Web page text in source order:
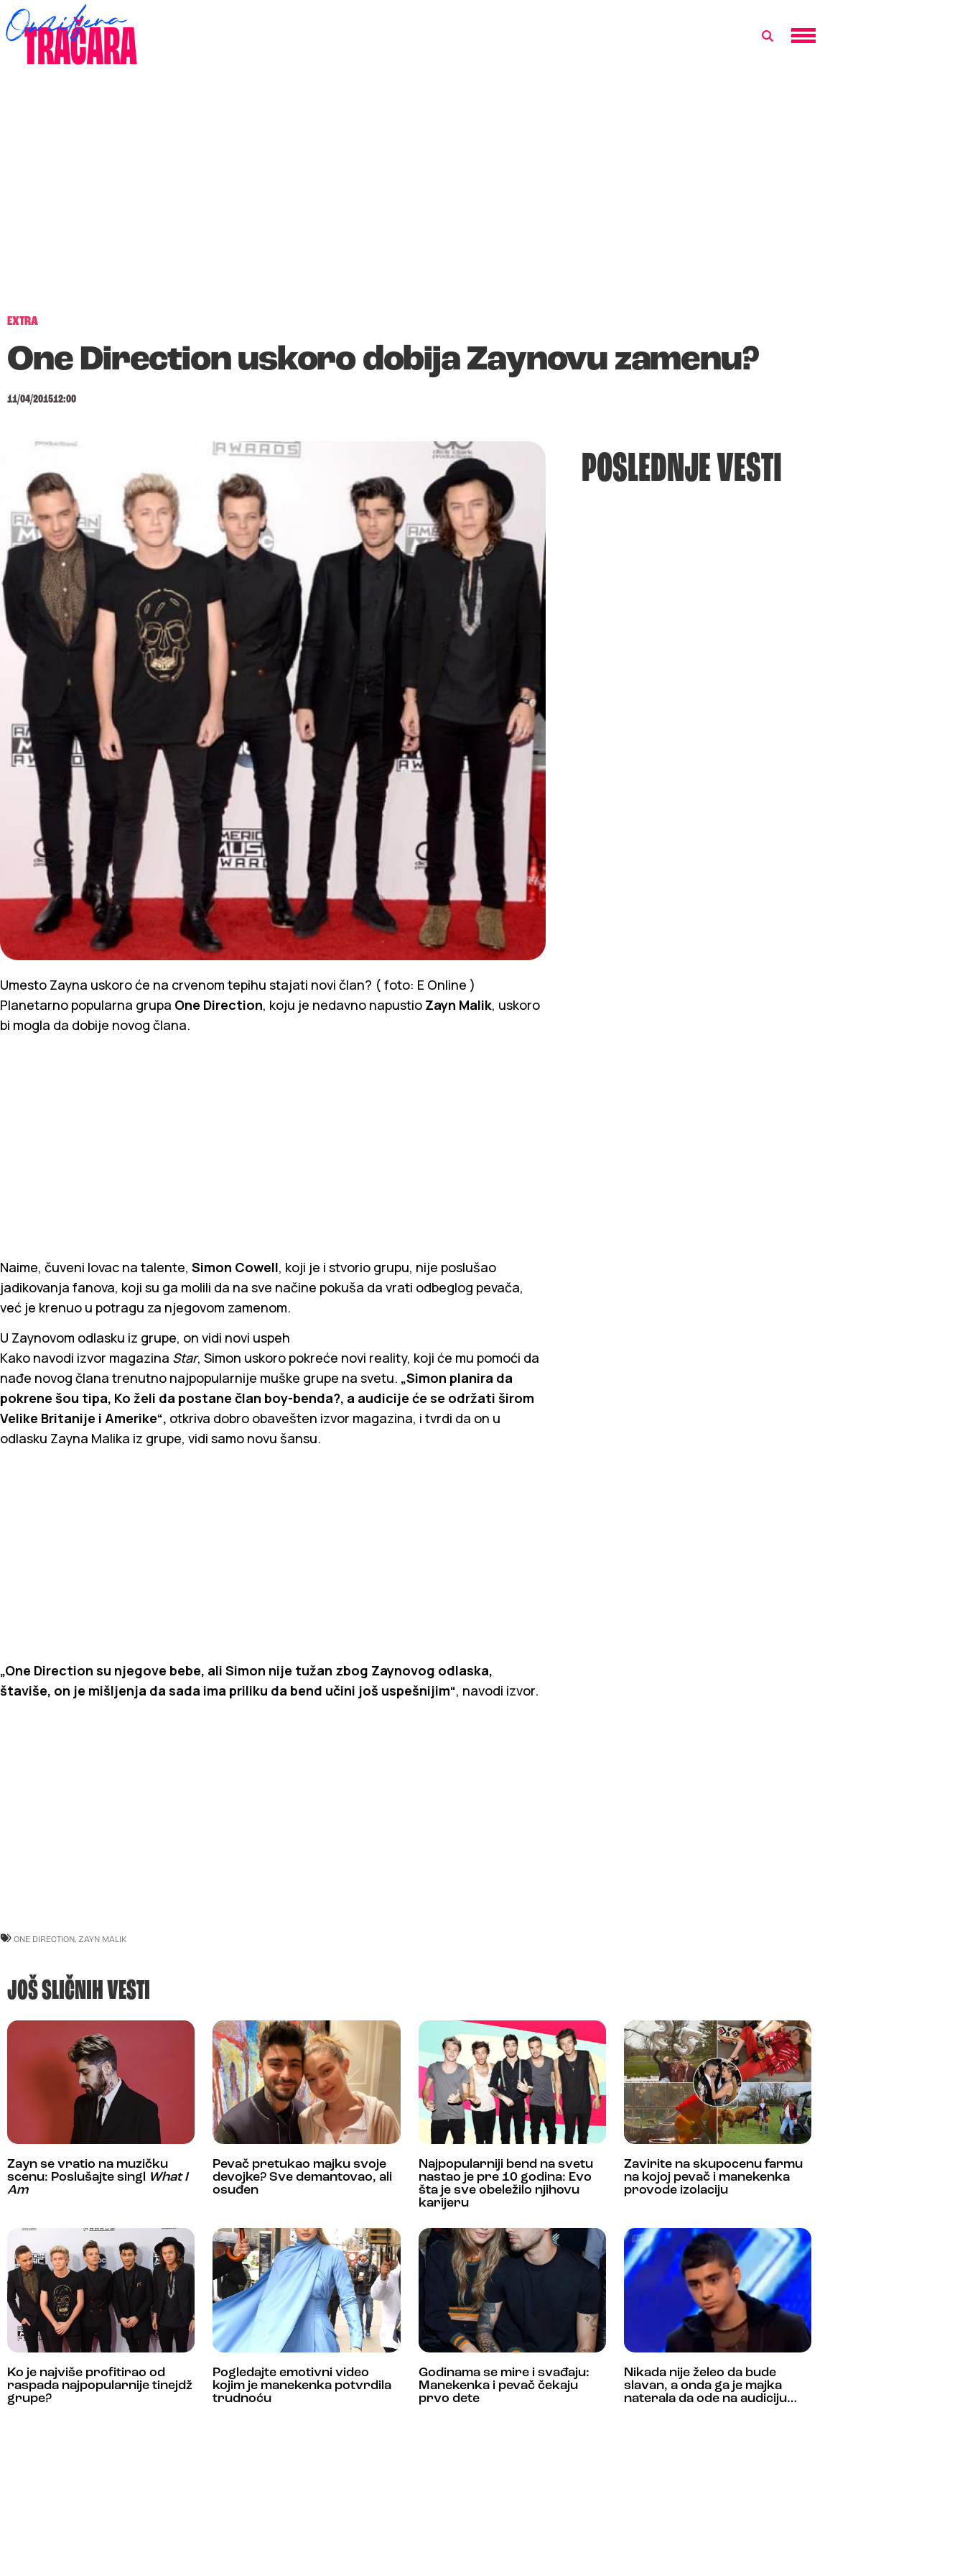
EXTRA
One Direction uskoro dobija Zaynovu zamenu?
11/04/201512:00
Umesto Zayna uskoro će na crvenom tepihu stajati novi član? ( foto: E Online )
Planetarno popularna grupa One Direction, koju je nedavno napustio Zayn Malik, uskoro
bi mogla da dobije novog člana.
Naime, čuveni lovac na talente, Simon Cowell, koji je i stvorio grupu, nije poslušao
jadikovanja fanova, koji su ga molili da na sve načine pokuša da vrati odbeglog pevača,
već je krenuo u potragu za njegovom zamenom.
U Zaynovom odlasku iz grupe, on vidi novi uspeh
Kako navodi izvor magazina Star, Simon uskoro pokreće novi reality, koji će mu pomoći da
nađe novog člana trenutno najpopularnije muške grupe na svetu. „Simon planira da
pokrene šou tipa, Ko želi da postane član boy-benda?, a audicije će se održati širom
Velike Britanije i Amerike“, otkriva dobro obavešten izvor magazina, i tvrdi da on u
odlasku Zayna Malika iz grupe, vidi samo novu šansu.
„One Direction su njegove bebe, ali Simon nije tužan zbog Zaynovog odlaska,
štaviše, on je mišljenja da sada ima priliku da bend učini još uspešnijim“, navodi izvor.
ONE DIRECTION, ZAYN MALIK
POSLEDNJE VESTI
JOŠ SLIČNIH VESTI
Zayn se vratio na muzičku
scenu: Poslušajte singl What I
Am
Pevač pretukao majku svoje
devojke? Sve demantovao, ali
osuđen
Najpopularniji bend na svetu
nastao je pre 10 godina: Evo
šta je sve obeležilo njihovu
karijeru
Zavirite na skupocenu farmu
na kojoj pevač i manekenka
provode izolaciju
Ko je najviše profitirao od
raspada najpopularnije tinejdž
grupe?
Pogledajte emotivni video
kojim je manekenka potvrdila
trudnoću
Godinama se mire i svađaju:
Manekenka i pevač čekaju
prvo dete
Nikada nije želeo da bude
slavan, a onda ga je majka
naterala da ode na audiciju…